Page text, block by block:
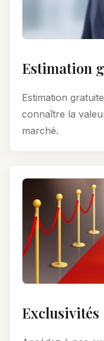
Estimation
Estimation
connaître la
marché.
Exclusivités